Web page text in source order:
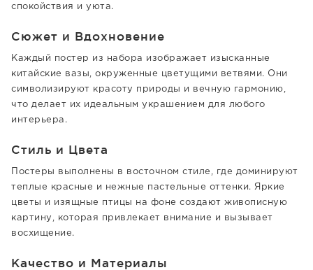
спокойствия и уюта.
Сюжет и Вдохновение
Каждый постер из набора изображает изысканные
китайские вазы, окруженные цветущими ветвями. Они
символизируют красоту природы и вечную гармонию,
что делает их идеальным украшением для любого
интерьера.
Стиль и Цвета
Постеры выполнены в восточном стиле, где доминируют
теплые красные и нежные пастельные оттенки. Яркие
цветы и изящные птицы на фоне создают живописную
картину, которая привлекает внимание и вызывает
восхищение.
Качество и Материалы